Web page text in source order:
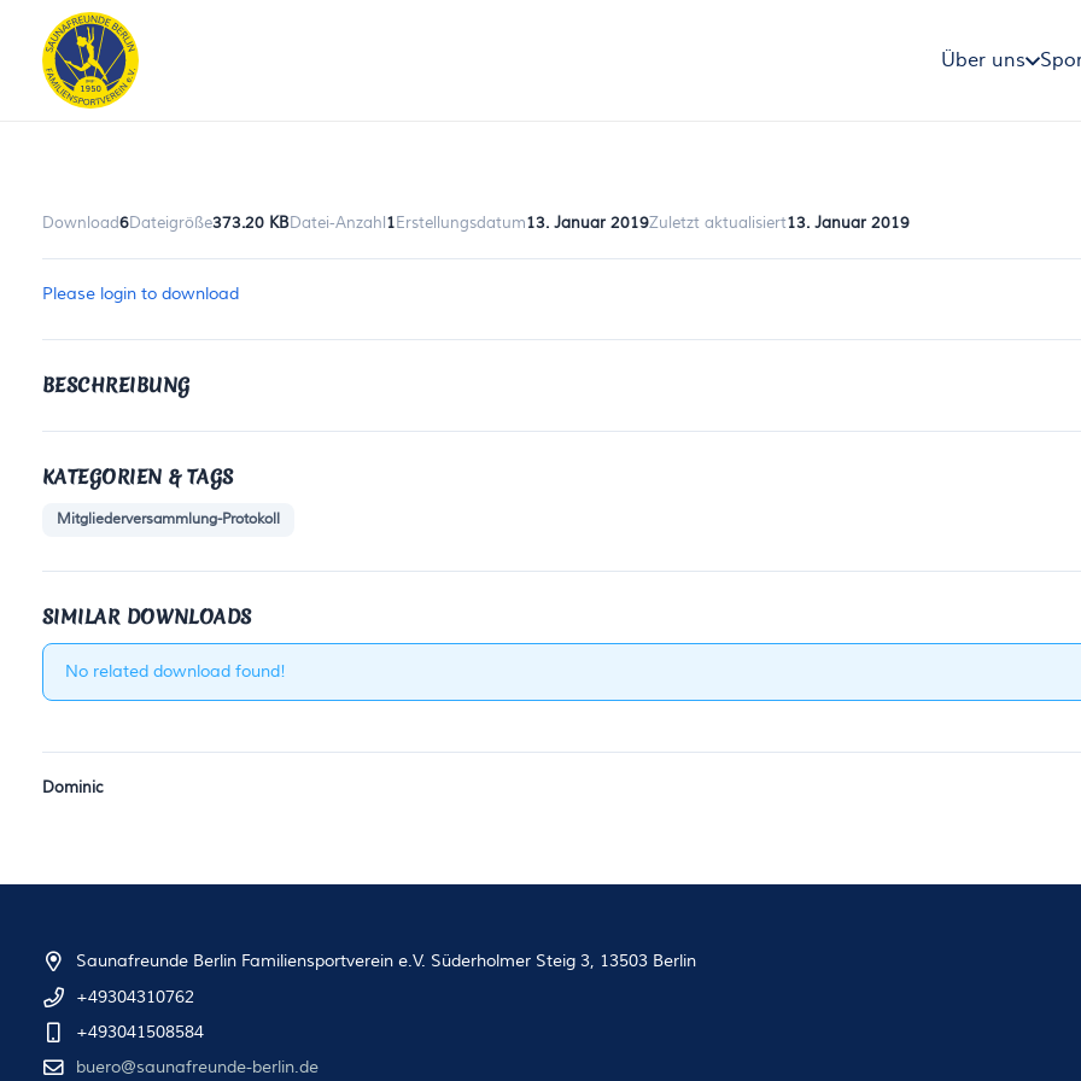
Über uns
Download6Dateigröße373.20 KBDatei-Anzahl 1Erstellungsdatum13. Januar 2019Zuletzt aktualisiert13. Januar 2019
Please login to download
BESCHREIBUNG
KATEGORIEN & TAGS
Mitgliederversammlung-Protokoll
SIMILAR DOWNLOADS
No related download found!
Dominic
Saunafreunde Berlin Familiensportverein e.V. Süderholmer Steig 3, 13503 Berlin
+49304310762
+493041508584
buero@saunafreunde-berlin.de